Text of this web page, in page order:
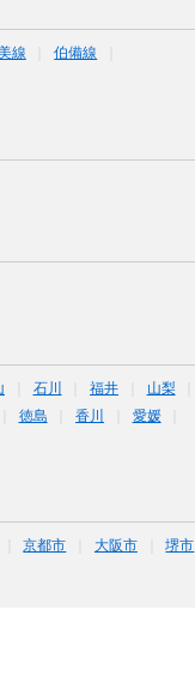
線
伯備線
石川 福井
山梨
徳島 香川
愛媛
京都市 大阪市
堺市